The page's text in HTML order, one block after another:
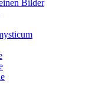
Bilder